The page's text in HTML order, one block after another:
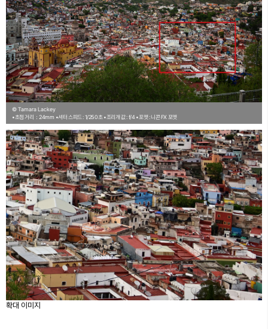
© Tamara Lackey
•초점 거리：24mm •셔터 스피드 : 1/250초 •조리개 값 : f/4 •포맷 : 니콘 FX 포맷
확대 이미지